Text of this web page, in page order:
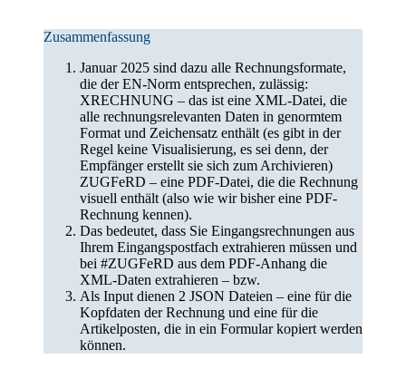
Zusammenfassung
Januar 2025 sind dazu alle Rechnungsformate,
die der EN-Norm entsprechen, zulässig:
XRECHNUNG – das ist eine XML-Datei, die
alle rechnungsrelevanten Daten in genormtem
Format und Zeichensatz enthält (es gibt in der
Regel keine Visualisierung, es sei denn, der
Empfänger erstellt sie sich zum Archivieren)
ZUGFeRD – eine PDF-Datei, die die Rechnung
visuell enthält (also wie wir bisher eine PDF-
Rechnung kennen).
Das bedeutet, dass Sie Eingangsrechnungen aus
Ihrem Eingangspostfach extrahieren müssen und
bei #ZUGFeRD aus dem PDF-Anhang die
XML-Daten extrahieren – bzw.
Als Input dienen 2 JSON Dateien – eine für die
Kopfdaten der Rechnung und eine für die
Artikelposten, die in ein Formular kopiert werden
können.